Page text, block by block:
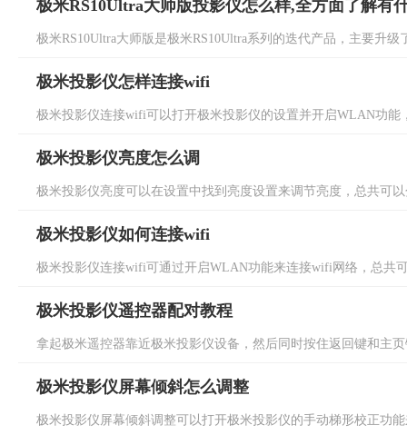
极米RS10Ultra大师版投影仪怎么样,全方面了解有
极米RS10Ultra大师版是极米RS10Ultra系列的迭代产品，主要升
极米投影仪怎样连接wifi
极米投影仪连接wifi可以打开极米投影仪的设置并开启WLAN功
极米投影仪亮度怎么调
极米投影仪亮度可以在设置中找到亮度设置来调节亮度，总共可
极米投影仪如何连接wifi
极米投影仪连接wifi可通过开启WLAN功能来连接wifi网络，总共
极米投影仪遥控器配对教程
拿起极米遥控器靠近极米投影仪设备，然后同时按住返回键和主
极米投影仪屏幕倾斜怎么调整
极米投影仪屏幕倾斜调整可以打开极米投影仪的手动梯形校正功